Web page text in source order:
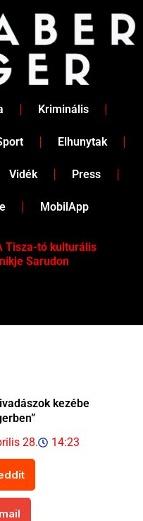
Kriminális
Elhunytak
Vidék Press
MobilApp
Tisza-tó kulturális
Sarudon
kezébe
28. 14:23